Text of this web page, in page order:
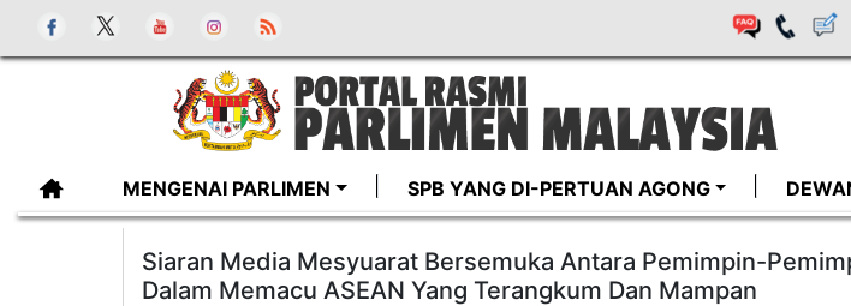
MENGENAI PARLIMEN SPB YANG DI-PERTUAN AGONG
Siaran Media Mesyuarat Bersemuka Antara Pemimpin-
Dalam Memacu ASEAN Yang Terangkum Dan Mampan